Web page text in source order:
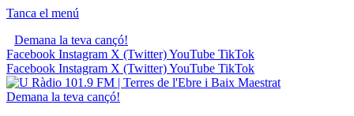
Tanca el menú
Demana la teva cançó!
Facebook Instagram X (Twitter)YouTube TikTok
Facebook Instagram X (Twitter)YouTube TikTok
Demana la teva cançó!